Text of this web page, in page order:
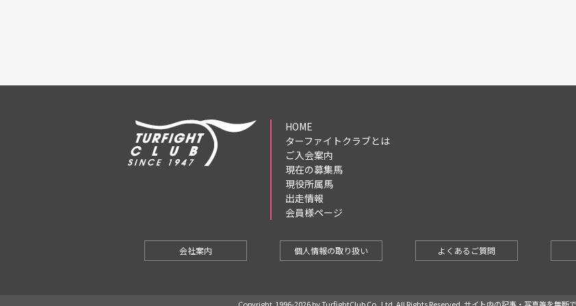
HOME
ターファイトクラブとは
ご入会案内
現在の募集馬
現役所属馬
出走情報
会員様ページ
会社案内 個人情報の取り扱い よくあるご質問